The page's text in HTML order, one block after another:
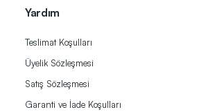
Yardım
Teslimat Koşulları
Üyelik Sözleşmesi
Satış Sözleşmesi
Garanti ve İade Koşulları